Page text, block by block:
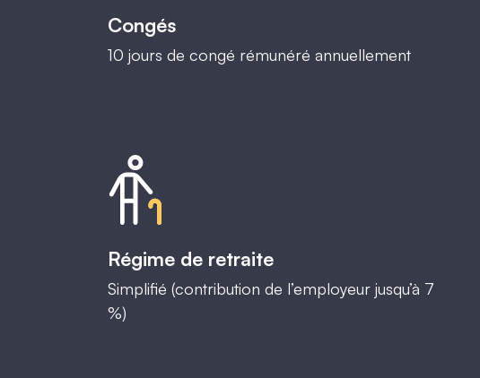
Congés
10 jours de congé rémunéré annuellement
Régime de retraite
Simplifié (contribution de l’employeur jusqu’à 7
%)